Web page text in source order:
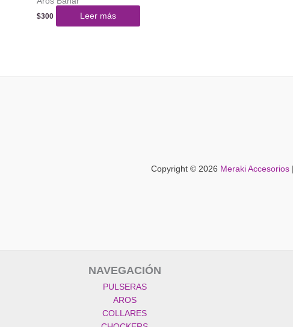
$300 Leer más
Copyright © 2026 Meraki Accesorios
NAVEGACIÓN
PULSERAS
AROS
COLLARES